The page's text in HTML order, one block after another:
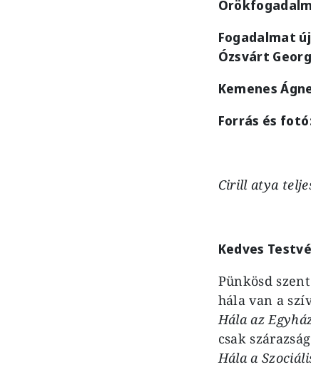
Fogadalmat
Ózsvárt
Kemenes
Forrás és
Cirill atya
Kedves
Pünkösd
hála van a
Hála az
csak
Hála a